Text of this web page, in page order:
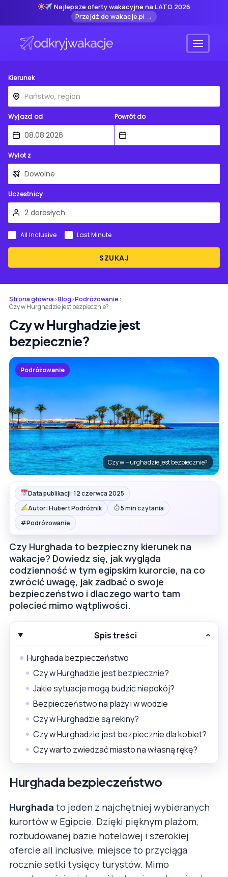
Najlepsze oferty wakacyjne na LATO 2026
Przejdź do wakacje.pl →
Menu
Kierunek
Wyjazd od Powrót do
Wylot z
Uczestnicy
SZUKAJ
All Inclusive Last Minute
Strona główna›Blog›Podróżowanie›
Czy w Hurghadzie jest bezpiecznie?
Czy w Hurghadzie jest
bezpiecznie?
Podróżowanie
Czy w Hurghadzie jest bezpiecznie?
Data publikacji: 12 czerwca 2025
Autor: Hubert Podróżnik
5 min czytania
#Podróżowanie
Czy Hurghada to bezpieczny kierunek na
wakacje? Dowiedz się, jak wygląda
codzienność w tym egipskim kurorcie, na co
zwrócić uwagę, jak zadbać o swoje
bezpieczeństwo i dlaczego warto tam
polecieć mimo wątpliwości.
Spis treści
Hurghada bezpieczeństwo
Czy w Hurghadzie jest bezpiecznie?
Jakie sytuacje mogą budzić niepokój?
Bezpieczeństwo na plaży i w wodzie
Czy w Hurghadzie są rekiny?
Czy w Hurghadzie jest bezpiecznie dla kobiet?
Czy warto zwiedzać miasto na własną rękę?
Hurghada bezpieczeństwo
Hurghada to jeden z najchętniej wybieranych
kurortów w Egipcie. Dzięki pięknym plażom,
rozbudowanej bazie hotelowej i szerokiej
ofercie all inclusive, miejsce to przyciąga
rocznie setki tysięcy turystów. Mimo